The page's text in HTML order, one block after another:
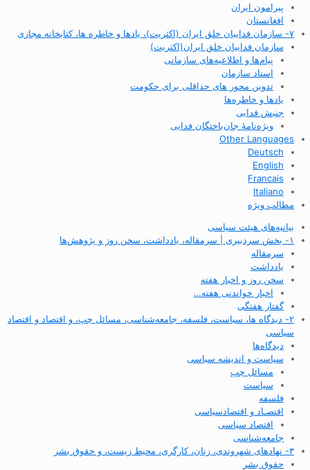
پیرامون ایران
افغانستان
۷- سازمان فداییان خلق ایران (اکثریت)، یادها و خاطره ها، کتابخانه مجازی
سازمان فداییان خلق ایران(اکثریت)
پیام‌ها و اطلاعیه‌های سازمانی
اسناد سازمان
تدوین محور های حداقلی برای حکومت
یادها و خاطره‌ها
جنبش فدایی
ویژه‌نامهٔ جان‌باختگان فدایی
Other Languages
Deutsch
English
Francais
Italiano
مطالب ویژه
بیانیه‌های هیئت سیاسی
۱- بخش سردبیری | سرمقاله، یادداشت، سخن روز و پژوهش‌ها
سرمقاله
یادداشت
سخن روز و اخبار هفته
اخبار خواندنی هفته…
گفتار هفتگی
۲- دیدگاه ها، سیاست، فلسفه، جامعه‌شناسی، مسائل چپ، و اقتصاد و اقتصاد
سیاسی
دیدگاه‌ها
سیاست و اندیشه سیاسی
مسائل چپ
سیاست
فلسفه
اقتصـاد و اقتصاد‌سیاسی
اقتصاد سیاسی
جامعه‌شناسی
۳- نهادهای شهروندی، زنان، کارگری، محیط زیست، و حقوق بشر
حقوق بشر